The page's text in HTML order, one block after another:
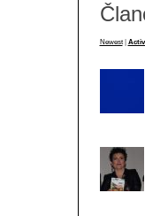
Newest |